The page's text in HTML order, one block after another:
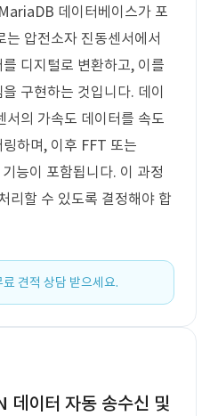
데이터베이스가 포
는 압전소자 진동센서에서
디지털로 변환하고, 이를
구현하는 것입니다. 데이
서의 가속도 데이터를 속도
하며, 이후 FFT 또는
능이 포함됩니다. 이 과정
리할 수 있도록 결정해야 합
견적 상담 받으세요.
데이터 자동 송수신 및